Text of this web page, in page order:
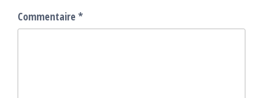
Commentaire *